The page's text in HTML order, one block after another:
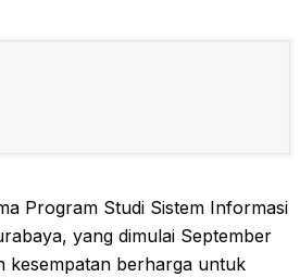
Program Studi Sistem Informasi
yang dimulai September
kesempatan berharga untuk